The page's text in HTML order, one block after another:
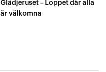
Glädjeruset – Loppet där alla
är välkomna